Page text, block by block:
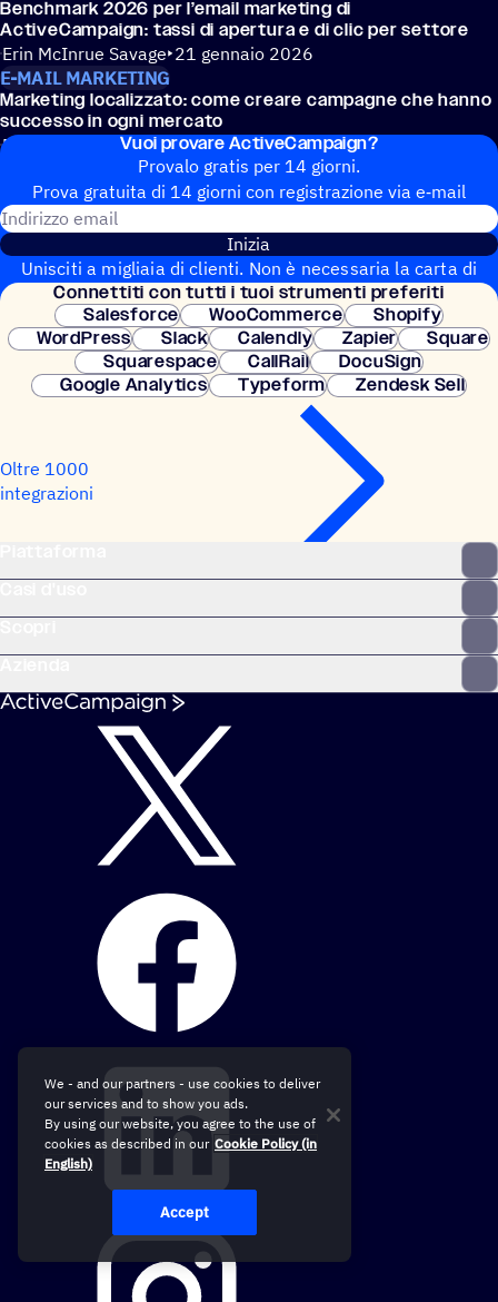
Bench­mark 2026 per l’email marke­ting di
ActiveCampaign: tassi di aper­tura e di clic per settore
Erin McInrue Savage 21 gennaio 2026
E-MAIL MARKETING
Marke­ting loca­liz­zato: come creare campa­gne che hanno
successo in ogni mercato
Erin McInrue Savage 13 novembre 2025
Vuoi provare ActiveCampaign?
Provalo gratis per 14 giorni.
Prova gratuita di 14 giorni con regi­stra­zione via e‑mail
Inizia
Unisciti a migliaia di clienti. Non è necessaria la carta di
credito. Configurazione istantanea.
Connet­titi con tutti i tuoi strumenti preferiti
Salesforce
WooCommerce
Shopify
WordPress
Slack Calendly Zapier
Square
Squarespace
CallRail
DocuSign
Google Analytics
Typeform Zendesk Sell
Oltre 1000
integrazioni
We - and our partners - use cookies to deliver
our services and to show you ads.
By using our website, you agree to the use of
cookies as described in our Cookie Policy (in
English)
Accept